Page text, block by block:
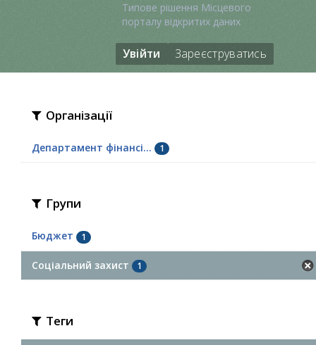
Типове рішення Місцевого
порталу відкритих даних
Увійти Зареєструватись
Організації
Департамент фінансі... 1
Групи
Бюджет 1
Соціальний захист 1
Теги